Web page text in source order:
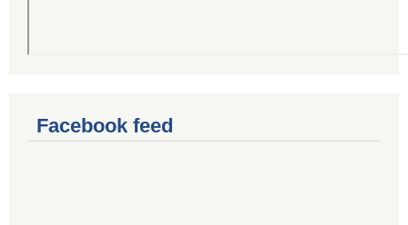
Facebook feed